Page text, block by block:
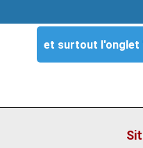
et surtout l'onglet